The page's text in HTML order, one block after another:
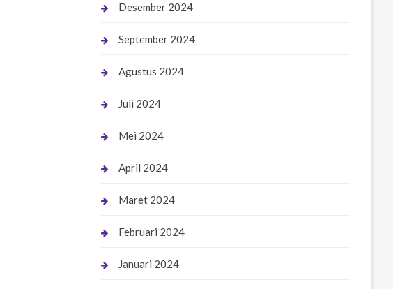
Desember 2024
September 2024
Agustus 2024
Juli 2024
Mei 2024
April 2024
Maret 2024
Februari 2024
Januari 2024